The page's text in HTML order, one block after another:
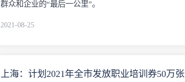
群众和企业的“最后一公里”。
2021-08-25
上海：计划2021年全市发放职业培训券50万张